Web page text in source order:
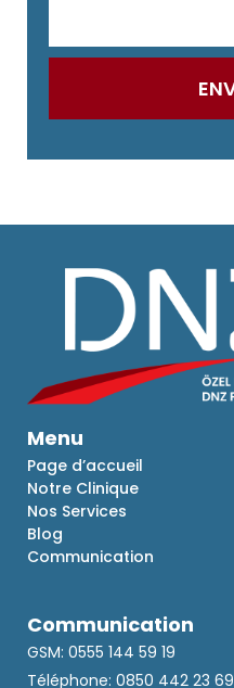
Menu
Page d’accueil
Notre Clinique
Nos Services
Blog
Communication
Communication
GSM: 0555 144 59 19
Téléphone: 0850 442 23 69